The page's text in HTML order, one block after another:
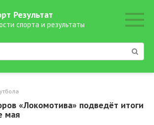
Результат
спорта и результаты
«Локомотива» подведёт итоги
мая